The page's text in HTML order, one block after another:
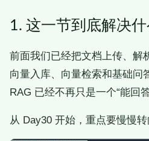
1. 这一节到底解决
前面我们已经把文档上传、解
向量入库、向量检索和基础问
RAG 已经不再只是一个“能回答
从 Day30 开始，重点要慢慢转